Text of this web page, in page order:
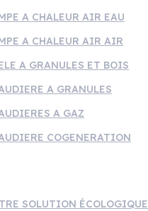
A CHALEUR AIR EAU
A CHALEUR AIR AIR
A GRANULES ET BOIS
A GRANULES
A GAZ
COGENERATION
SOLUTION ÉCOLOGIQUE